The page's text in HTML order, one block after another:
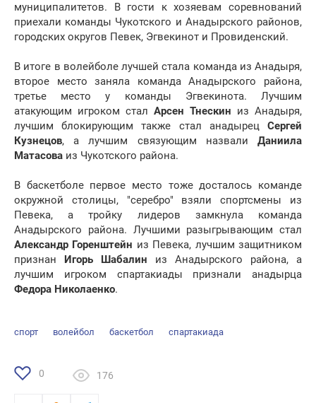
муниципалитетов. В гости к хозяевам соревнований
приехали команды Чукотского и Анадырского районов,
городских округов Певек, Эгвекинот и Провиденский.
В итоге в волейболе лучшей стала команда из Анадыря,
второе место заняла команда Анадырского района,
третье место у команды Эгвекинота. Лучшим
атакующим игроком стал Арсен Тнескин из Анадыря,
лучшим блокирующим также стал анадырец Сергей
Кузнецов, а лучшим связующим назвали Даниила
Матасова из Чукотского района.
В баскетболе первое место тоже досталось команде
окружной столицы, "серебро" взяли спортсмены из
Певека, а тройку лидеров замкнула команда
Анадырского района. Лучшими разыгрывающим стал
Александр Горенштейн из Певека, лучшим защитником
признан
Игорь Шабалин из Анадырского района, а
лучшим игроком спартакиады признали анадырца
Федора Николаенко.
спорт волейбол баскетбол спартакиада
0 176